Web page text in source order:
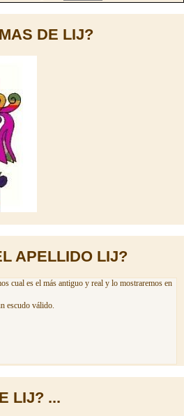
DE LIJ?
APELLIDO LIJ?
cual es el más antiguo y real y lo mostraremos en
escudo válido.
LIJ? ...